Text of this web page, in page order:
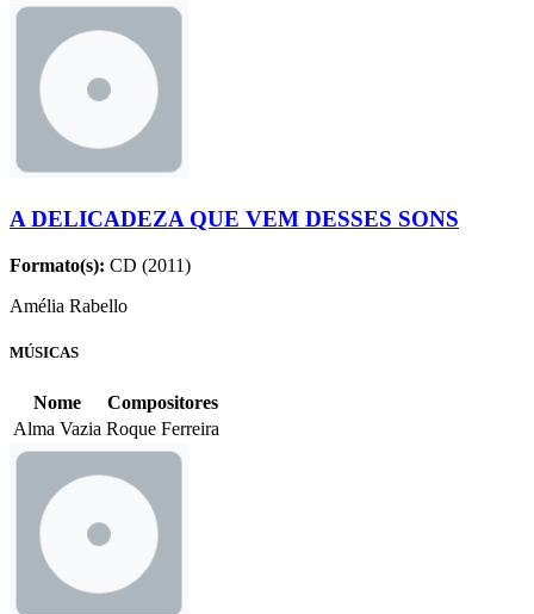
A DELICADEZA QUE VEM DESSES SONS
Formato(s): CD (2011)
Amélia Rabello
MÚSICAS
Nome
Compositores
Alma Vazia Roque Ferreira